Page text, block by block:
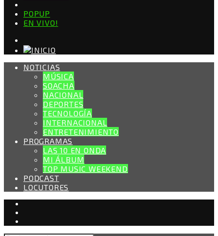
POPUP
EN VIVO!
NOTICIAS
MÚSICA
SOACHA
NACIONAL
DEPORTES
TECNOLOGÍA
INTERNACIONAL
ENTRETENIMIENTO
PROGRAMAS
LAS 10 EN ONDA
MI ÁLBUM
TOP MUSIC WEEKEND
PODCAST
LOCUTORES